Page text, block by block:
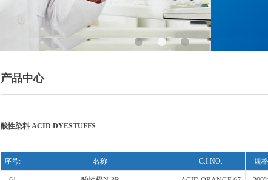
• • •
产品中心
酸性染料 ACID DYESTUFFS
序号: 名称 C.I.NO. 规格